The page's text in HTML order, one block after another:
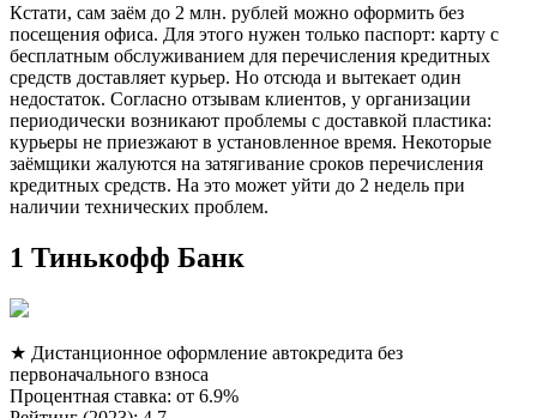
Кстати, сам заём до 2 млн. рублей можно оформить без
посещения офиса. Для этого нужен только паспорт: карту с
бесплатным обслуживанием для перечисления кредитных
средств доставляет курьер. Но отсюда и вытекает один
недостаток. Согласно отзывам клиентов, у организации
периодически возникают проблемы с доставкой пластика:
курьеры не приезжают в установленное время. Некоторые
заёмщики жалуются на затягивание сроков перечисления
кредитных средств. На это может уйти до 2 недель при
наличии технических проблем.
1 Тинькофф Банк
★ Дистанционное оформление автокредита без
первоначального взноса
Процентная ставка: от 6.9%